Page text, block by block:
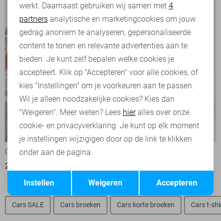
-50%
Cars Korte broek
20,00
-50%
Cars SALE Cars broeken Cars korte broeken Cars t-
Analytische cookies
Marketing cookies
Terug Opslaan
werkt. Daarnaast gebruiken wij samen met 4
partners analytische en marketingcookies om jouw
gedrag anoniem te analyseren, gepersonaliseerde
content te tonen en relevante advertenties aan te
bieden. Je kunt zelf bepalen welke cookies je
accepteert. Klik op "Accepteren" voor alle cookies, of
kies "Instellingen" om je voorkeuren aan te passen.
Wil je alleen noodzakelijke cookies? Kies dan
"Weigeren". Meer weten? Lees hieralles over onze
cookie- en privacyverklaring. Je kunt op elk moment
je instellingen wijzigigen door op de link te klikken
onder aan de pagina.
Accepteren
Weigeren
Instellen